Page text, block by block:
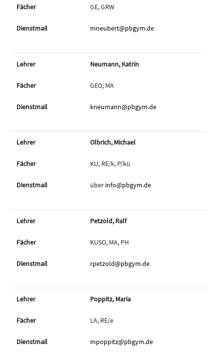
GE, GRW
mneubert@pbgym.de
Neumann, Katrin
GEO, MA
kneumann@pbgym.de
Olbrich, Michael
KU, RE/k, P/kü
über info@pbgym.de
Petzold, Ralf
KUSO, MA, PH
rpetzold@pbgym.de
Poppitz, Maria
LA, RE/e
mpoppitz@pbgym.de